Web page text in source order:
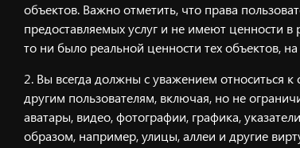
объектов. Важно отметить, что права
предоставляемых услуг и не имеют ценности
то ни было реальной ценности тех объектов,
Вы всегда должны с уважением относиться к
другим пользователям, включая, но не
аватары, видео, фотографии, графика,
образом, например, улицы, аллеи и другие